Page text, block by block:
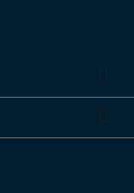

